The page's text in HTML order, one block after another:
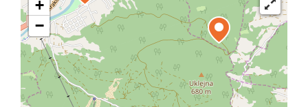
+
−